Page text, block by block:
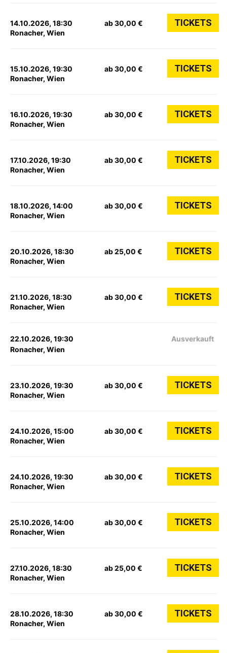
14.10.2026, 18:30
Ronacher, Wien
ab 30,00 € TICKETS
15.10.2026, 19:30
Ronacher, Wien
ab 30,00 € TICKETS
16.10.2026, 19:30
Ronacher, Wien
ab 30,00 € TICKETS
17.10.2026, 19:30
Ronacher, Wien
ab 30,00 € TICKETS
18.10.2026, 14:00
Ronacher, Wien
ab 30,00 € TICKETS
20.10.2026, 18:30
Ronacher, Wien
ab 25,00 € TICKETS
21.10.2026, 18:30
Ronacher, Wien
ab 30,00 € TICKETS
22.10.2026, 19:30
Ronacher, Wien
Ausverkauft
23.10.2026, 19:30
Ronacher, Wien
ab 30,00 € TICKETS
24.10.2026, 15:00
Ronacher, Wien
ab 30,00 € TICKETS
24.10.2026, 19:30
Ronacher, Wien
ab 30,00 € TICKETS
25.10.2026, 14:00
Ronacher, Wien
ab 30,00 € TICKETS
27.10.2026, 18:30
Ronacher, Wien
ab 25,00 € TICKETS
28.10.2026, 18:30
Ronacher, Wien
ab 30,00 € TICKETS